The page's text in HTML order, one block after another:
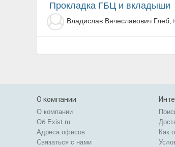
прокладка ГБЦ и вкладыши
Владислав Вячеславович Глеб,
О компании
О компании
Об Exist.ru
Адреса офисов
Связаться с нами
Как